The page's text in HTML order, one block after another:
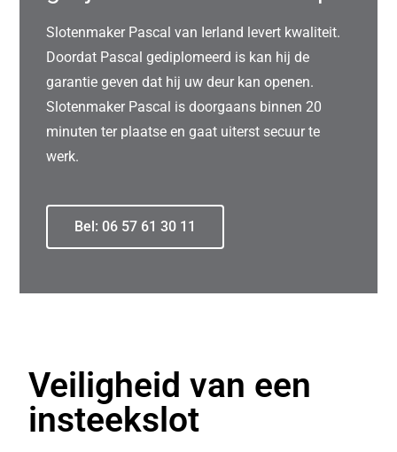
Slotenmaker Pascal van Ierland levert kwaliteit.
Doordat Pascal gediplomeerd is kan hij de
garantie geven dat hij uw deur kan openen.
Slotenmaker Pascal is doorgaans binnen 20
minuten ter plaatse en gaat uiterst secuur te
werk.
Bel: 06 57 61 30 11
Veiligheid van een
insteekslot